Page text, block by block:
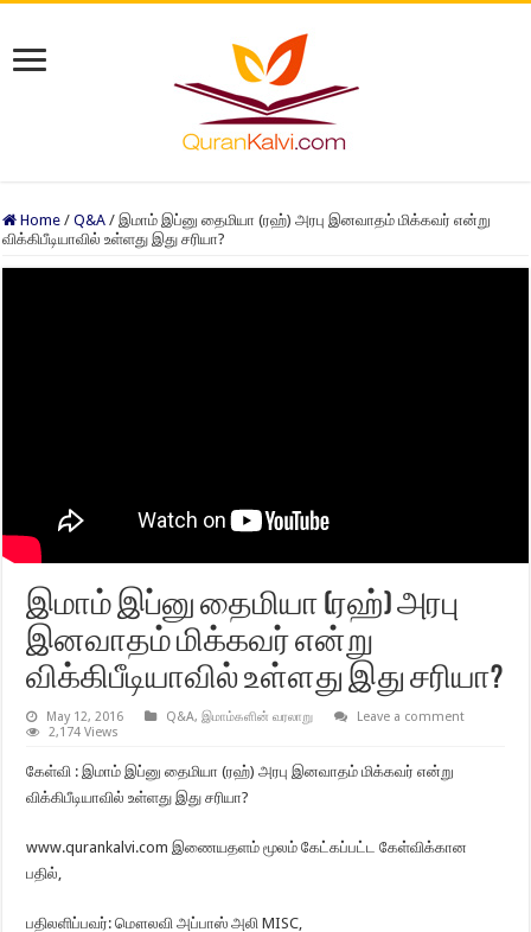
Home / Q&A / இமாம் இப்னு தைமியா (ரஹ்) அரபு இனவாதம் மிக்கவர் என்று
விக்கிபீடியாவில் உள்ளது இது சரியா?
இமாம் இப்னு தைமியா (ரஹ்) அரபு
இனவாதம் மிக்கவர் என்று
விக்கிபீடியாவில் உள்ளது இது சரியா?
May 12, 2016 Q&A,இமாம்களின் வரலாறு
Leave a comment
2,174 Views
கேள்வி : இமாம் இப்னு தைமியா (ரஹ்) அரபு இனவாதம் மிக்கவர் என்று
விக்கிபீடியாவில் உள்ளது இது சரியா?
www.qurankalvi.com இணையதளம் மூலம் கேட்கப்பட்ட கேள்விக்கான
பதில்,
பதிலளிப்பவர்: மௌலவி அப்பாஸ் அலி MISC,